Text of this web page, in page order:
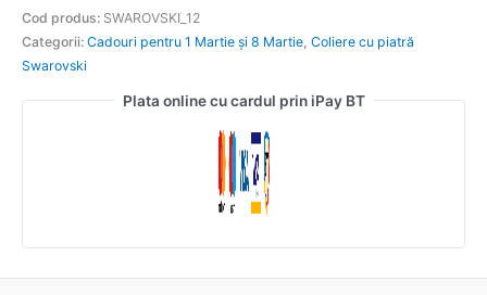
Cod produs: SWAROVSKI_12
Categorii: Cadouri pentru 1 Martie și 8 Martie Coliere cu piatră
Swarovski
Plata online cu cardul prin iPay BT